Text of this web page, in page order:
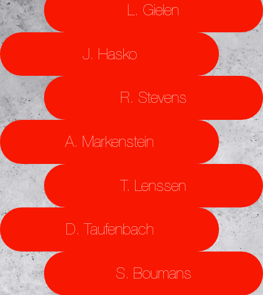
L. Gielen
J. Hasko
R. Stevens
A. Markenstein
T. Lenssen
D. Taufenbach
S. Boumans